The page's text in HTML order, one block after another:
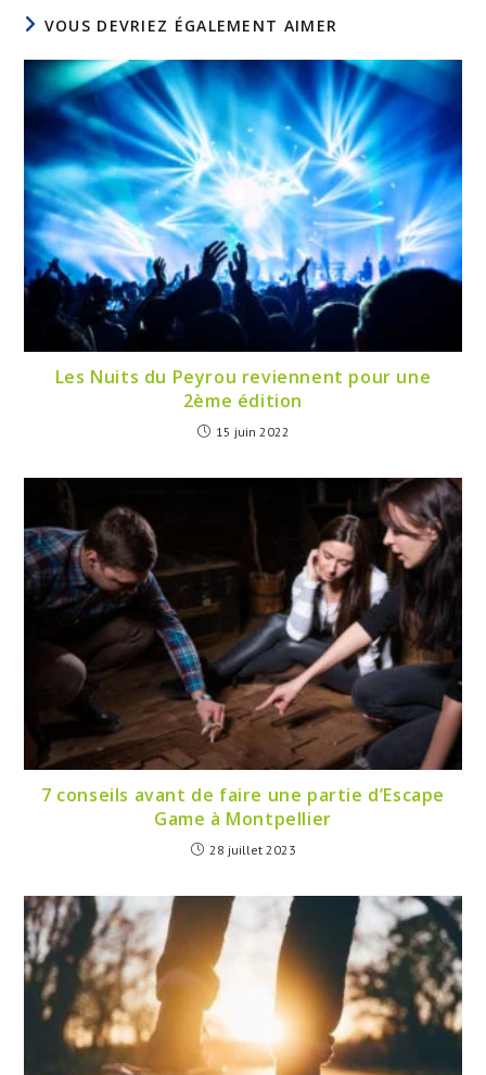
VOUS DEVRIEZ ÉGALEMENT AIMER
Les Nuits du Peyrou reviennent pour une
2ème édition
15 juin 2022
7 conseils avant de faire une partie d’Escape
Game à Montpellier
28 juillet 2023